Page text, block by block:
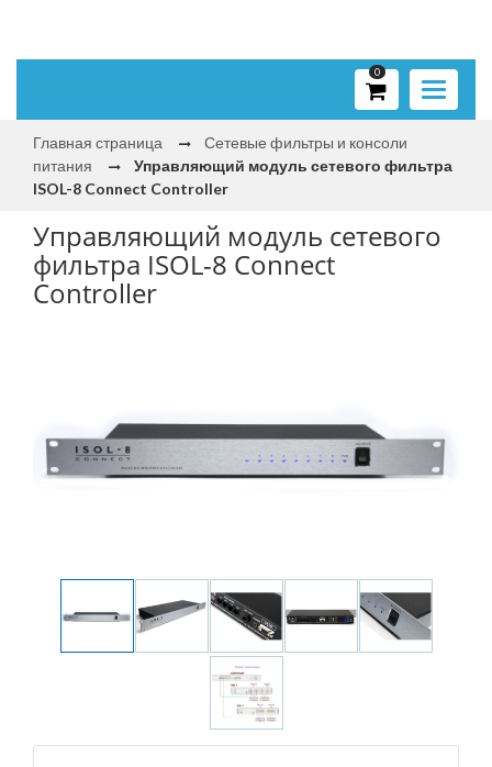
Toggle
0
Главная страница
Сетевые фильтры и консоли
питания
Управляющий модуль сетевого фильтра
ISOL-8 Connect Controller
Управляющий модуль сетевого
фильтра ISOL-8 Connect
Controller